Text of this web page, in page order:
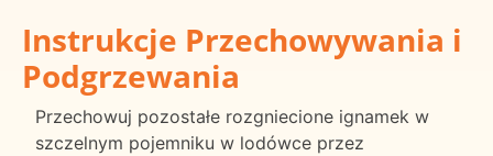
Instrukcje Przechowywania i
Podgrzewania
Przechowuj pozostałe rozgniecione ignamek w
szczelnym pojemniku w lodówce przez